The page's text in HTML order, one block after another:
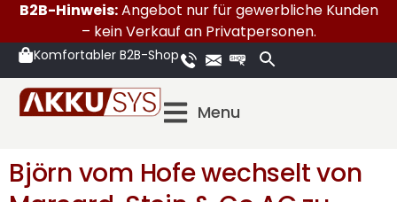
B2B-Hinweis:Angebot nur für gewerbliche Kunden
– kein Verkauf an Privatpersonen.
Komfortabler B2B-Shop
Menu
Björn vom Hofe wechselt von